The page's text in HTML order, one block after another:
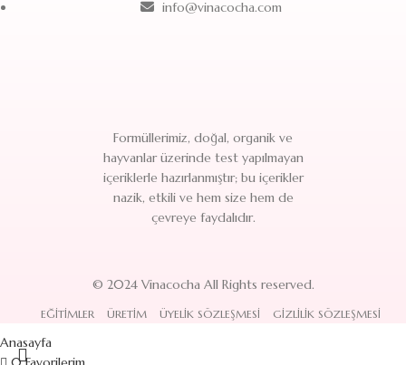
info@vinacocha.com
Formüllerimiz, doğal, organik ve
hayvanlar üzerinde test yapılmayan
içeriklerle hazırlanmıştır; bu içerikler
nazik, etkili ve hem size hem de
çevreye faydalıdır.
© 2024 Vinacocha All Rights reserved.
EĞITIMLER ÜRETIM ÜYELIK SÖZLEŞMESI GIZLILIK SÖZLEŞMESI
Anasayfa